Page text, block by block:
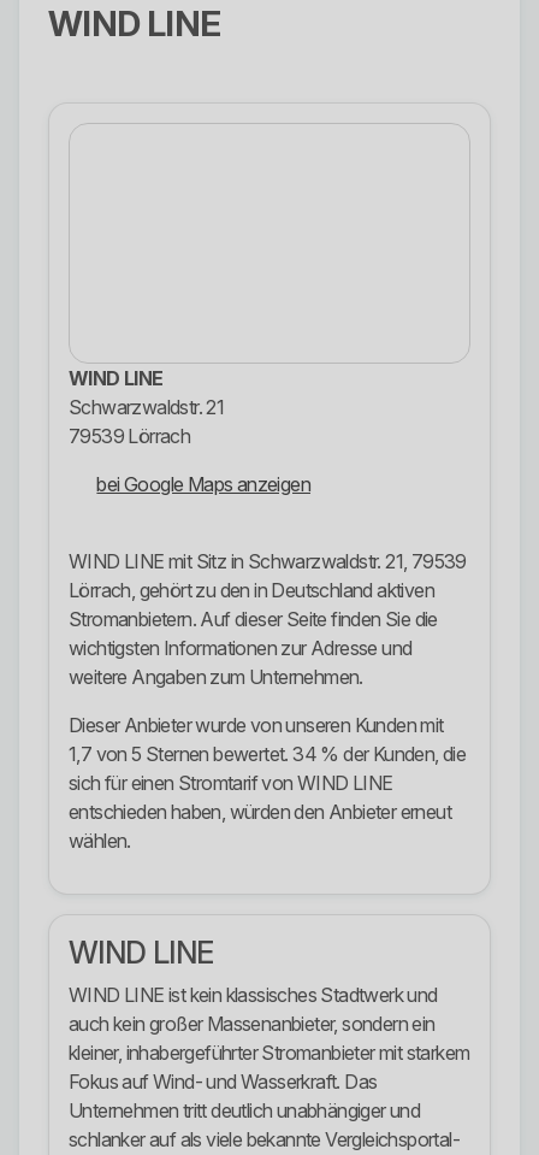
WIND LINE
WIND LINE
Schwarzwaldstr. 21
79539 Lörrach
bei Google Maps anzeigen
WIND LINE mit Sitz in Schwarzwaldstr. 21, 79539
Lörrach, gehört zu den in Deutschland aktiven
Stromanbietern. Auf dieser Seite finden Sie die
wichtigsten Informationen zur Adresse und
weitere Angaben zum Unternehmen.
Dieser Anbieter wurde von unseren Kunden mit
1,7 von 5 Sternen bewertet. 34 % der Kunden, die
sich für einen Stromtarif von WIND LINE
entschieden haben, würden den Anbieter erneut
wählen.
WIND LINE
WIND LINE ist kein klassisches Stadtwerk und
auch kein großer Massenanbieter, sondern ein
kleiner, inhabergeführter Stromanbieter mit starkem
Fokus auf Wind- und Wasserkraft. Das
Unternehmen tritt deutlich unabhängiger und
schlanker auf als viele bekannte Vergleichsportal-